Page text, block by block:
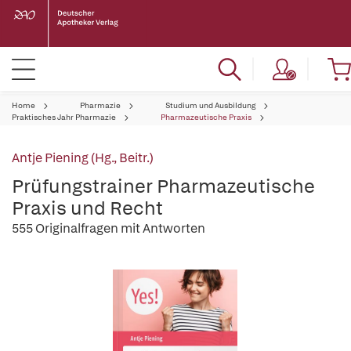
Home Pharmazie
Studium und Ausbildung
Praktisches Jahr Pharmazie
Pharmazeutische Praxis
Antje Piening (Hg., Beitr.)
Prüfungstrainer Pharmazeutische
Praxis und Recht
555 Originalfragen mit Antworten